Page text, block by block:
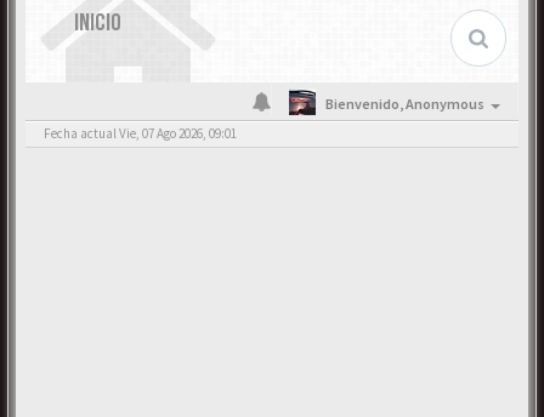
INICIO
Bienvenido,Anonymous
Fecha actual Vie, 07 Ago 2026, 09:01